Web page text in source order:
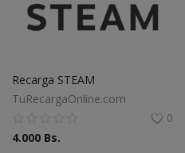
Acceso
Ubicacion
Recarga STEAM
TuRecargaOnline.com
0
4.000 Bs.